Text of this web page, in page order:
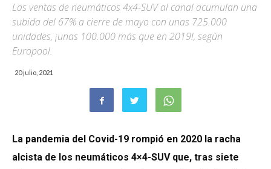
Las ventas de neumáticos 4x4-SUV al canal acumulan una
subida del 67% a cierre de mayo con unas 725.000
unidades, ¡unas 100.000 más que en 2019!, según
Europool.
20 julio, 2021
La pandemia del Covid-19 rompió en 2020 la racha
alcista de los neumáticos 4×4-SUV que, tras siete